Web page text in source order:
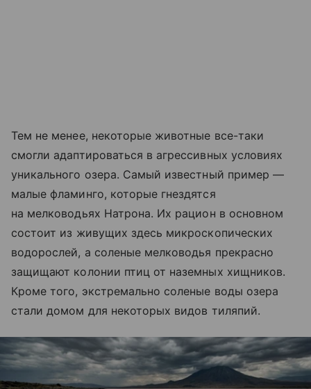
Тем не менее, некоторые животные все-таки
смогли адаптироваться в агрессивных условиях
уникального озера. Самый известный пример —
малые фламинго, которые гнездятся
на мелководьях Натрона. Их рацион в основном
состоит из живущих здесь микроскопических
водорослей, а соленые мелководья прекрасно
защищают колонии птиц от наземных хищников.
Кроме того, экстремально соленые воды озера
стали домом для некоторых видов тиляпий.